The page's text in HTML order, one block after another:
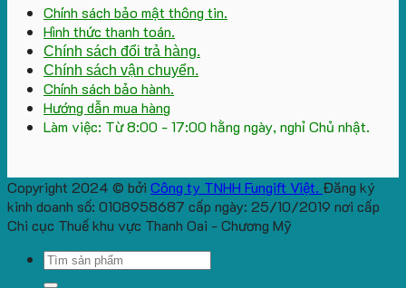
Chính sách bảo mật thông tin.
Hình thức thanh toán.
Chính sách đổi trả hàng.
Chính sách vận chuyển.
Chính sách bảo hành.
Hướng dẫn mua hàng
Làm việc: Từ 8:00 - 17:00 hằng ngày, nghỉ Chủ nhật.
Copyright 2024 © bởi Công ty TNHH Fungift Việt. Đăng ký
kinh doanh số: 0108958687 cấp ngày: 25/10/2019 nơi cấp
Chi cục Thuế khu vực Thanh Oai - Chương Mỹ
Search